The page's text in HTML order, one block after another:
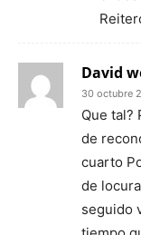
David
30 octubre
Que tal?
de
cuarto
de
seguido